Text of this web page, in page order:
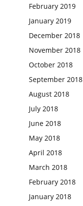
February 2019
January 2019
December 2018
November 2018
October 2018
September 2018
August 2018
July 2018
June 2018
May 2018
April 2018
March 2018
February 2018
January 2018